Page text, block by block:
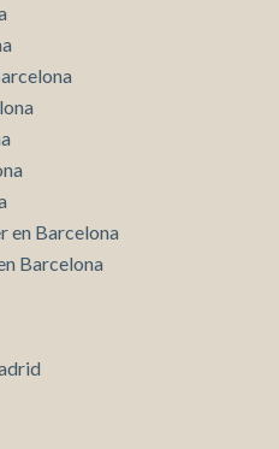
en Barcelona
Barcelona